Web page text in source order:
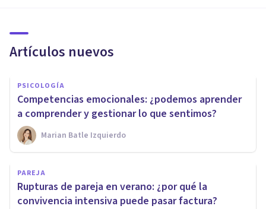
Artículos nuevos
PSICOLOGÍA
Competencias emocionales: ¿podemos aprender
a comprender y gestionar lo que sentimos?
Marian Batle Izquierdo
PAREJA
Rupturas de pareja en verano: ¿por qué la
convivencia intensiva puede pasar factura?